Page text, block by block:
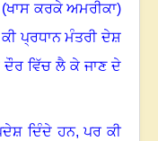
ਕਰਕੇ ਅਮਰੀਕਾ)
ਕੀ ਪ੍ਰਧਾਨ ਮੰਤਰੀ ਦੇਸ਼
ਵਿੱਚ ਲੈ ਕੇ ਜਾਣ ਦੇ
ਦਿੰਦੇ ਹਨ,ਪਰ ਕੀ